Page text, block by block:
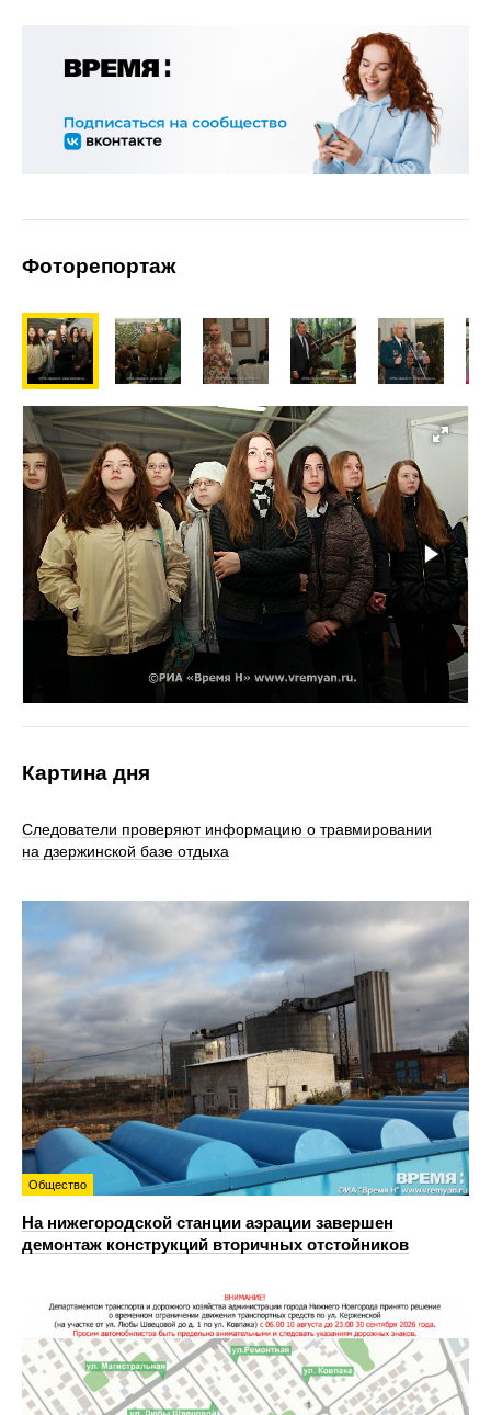
Фоторепортаж
Картина дня
Следователи проверяют информацию о травмировании
на дзержинской базе отдыха
Общество
На нижегородской станции аэрации завершен
демонтаж конструкций вторичных отстойников